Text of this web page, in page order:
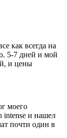
как всегда на
5-7 дней и мой
и цены
моего
intense и нашел
почти один в